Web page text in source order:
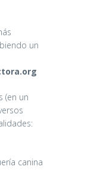
un
(en un
canina